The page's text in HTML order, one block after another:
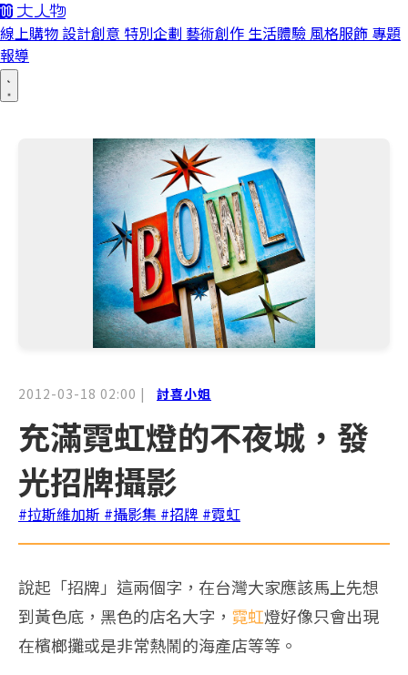
線上購物 設計創意 特別企劃 藝術創作 生活體驗 風格服飾 專題
報導
2012-03-18 02:00 | 討喜小姐
充滿霓虹燈的不夜城，發
光招牌攝影
#拉斯維加斯 #攝影集 #招牌 #霓虹
說起「招牌」這兩個字，在台灣大家應該馬上先想
到黃色底，黑色的店名大字， 霓虹燈好像只會出現
在檳榔攤或是非常熱鬧的海產店等等。